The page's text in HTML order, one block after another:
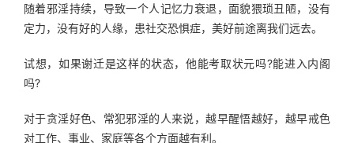
随着邪淫持续，导致一个人记忆力衰退，面貌猥琐丑陋，没有
定力，没有好的人缘，患社交恐惧症，美好前途离我们远去。
试想，如果谢迁是这样的状态，他能考取状元吗?能进入内阁
吗?
对于贪淫好色、常犯邪淫的人来说，越早醒悟越好，越早戒色
对工作、事业、家庭等各个方面越有利。